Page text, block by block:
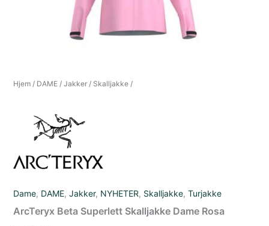
Hjem / DAME /Jakker / Skalljakke /
Dame, DAME,Jakker, NYHETER, Skalljakke,Turjakke
ArcTeryx Beta Superlett Skalljakke Dame Rosa